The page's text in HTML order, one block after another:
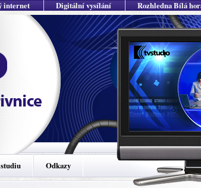
internet Digitální vysílání Rozhledna Bílá
Odkazy